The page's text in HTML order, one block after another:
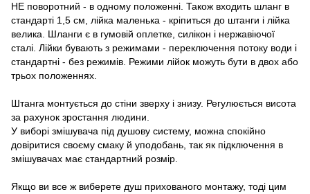
НЕ поворотний - в одному положенні. Також входить шланг в
стандарті 1,5 см, лійка маленька - кріпиться до штанги і лійка
велика. Шланги є в гумовій оплетке, силікон і нержавіючої
сталі. Лійки бувають з режимами - переключення потоку води і
стандартні - без режимів. Режими лійок можуть бути в двох або
трьох положеннях.
Штанга монтується до стіни зверху і знизу. Регулюється висота
за рахунок зростання людини.
У виборі змішувача під душову систему, можна спокійно
довіритися своєму смаку й уподобань, так як підключення в
змішувачах має стандартний розмір.
Якщо ви все ж виберете душ прихованого монтажу, тоді цим